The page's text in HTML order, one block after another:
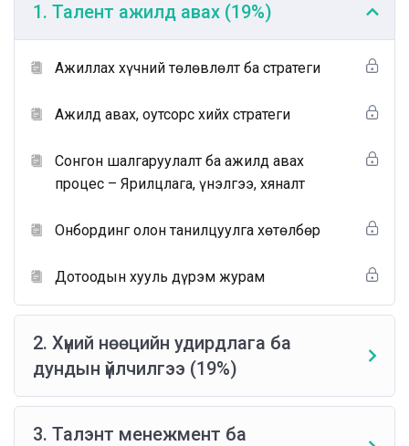
1. Талент ажилд авах (19%)
Ажиллах хүчний төлөвлөлт ба стратеги
Ажилд авах, оутсорс хийх стратеги
Сонгон шалгаруулалт ба ажилд авах
процес – Ярилцлага, үнэлгээ, хяналт
Онбординг олон танилцуулга хөтөлбөр
Дотоодын хууль дүрэм журам
2. Хүний нөөцийн удирдлага ба
дундын үйлчилгээ (19%)
3. Талэнт менежмент ба